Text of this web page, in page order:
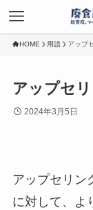
HOME 用語 アップ
アップセ
2024年3月5日
アップセリン
に対して、よ